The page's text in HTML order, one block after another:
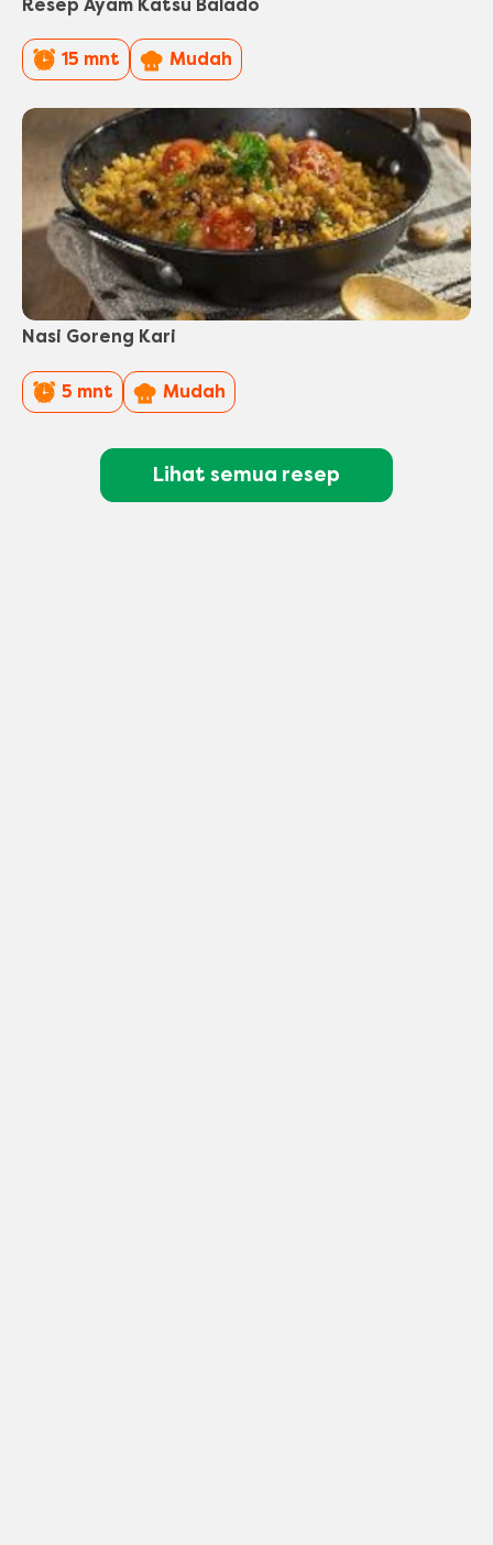
Resep Ayam Katsu Balado
PreparationTime
15 mnt Difficulty
Mudah
Nasi Goreng Kari
PreparationTime
5 mnt Difficulty
Mudah
Lihat semua resep